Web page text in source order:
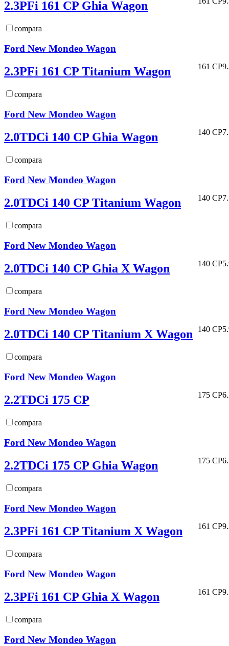
2.3PFi 161 CP Ghia Wagon
compara
Ford New Mondeo Wagon
2.3PFi 161 CP Titanium Wagon
compara
161 CP
Ford New Mondeo Wagon
2.0TDCi 140 CP Ghia Wagon
compara
140 CP
Ford New Mondeo Wagon
2.0TDCi 140 CP Titanium Wagon
compara
140 CP
Ford New Mondeo Wagon
2.0TDCi 140 CP Ghia X Wagon
compara
140 CP
Ford New Mondeo Wagon
2.0TDCi 140 CP Titanium X Wagon
compara
140 CP
Ford New Mondeo Wagon
2.2TDCi 175 CP
compara
175 CP
Ford New Mondeo Wagon
2.2TDCi 175 CP Ghia Wagon
compara
175 CP
Ford New Mondeo Wagon
2.3PFi 161 CP Titanium X Wagon
compara
161 CP
Ford New Mondeo Wagon
2.3PFi 161 CP Ghia X Wagon
compara
161 CP
Ford New Mondeo Wagon